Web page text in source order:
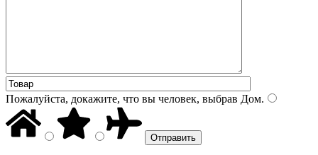
Пожалуйста, докажите, что вы человек, выбрав Дом.